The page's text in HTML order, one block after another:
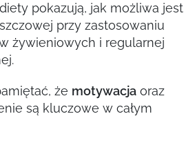
pokazują, jak możliwa jest
przy zastosowaniu
żywieniowych i regularnej
że motywacjaoraz
są kluczowe w całym